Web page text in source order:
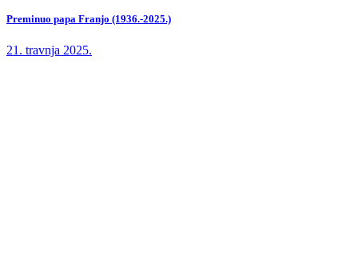
Preminuo papa Franjo (1936.-2025.)
21. travnja 2025.